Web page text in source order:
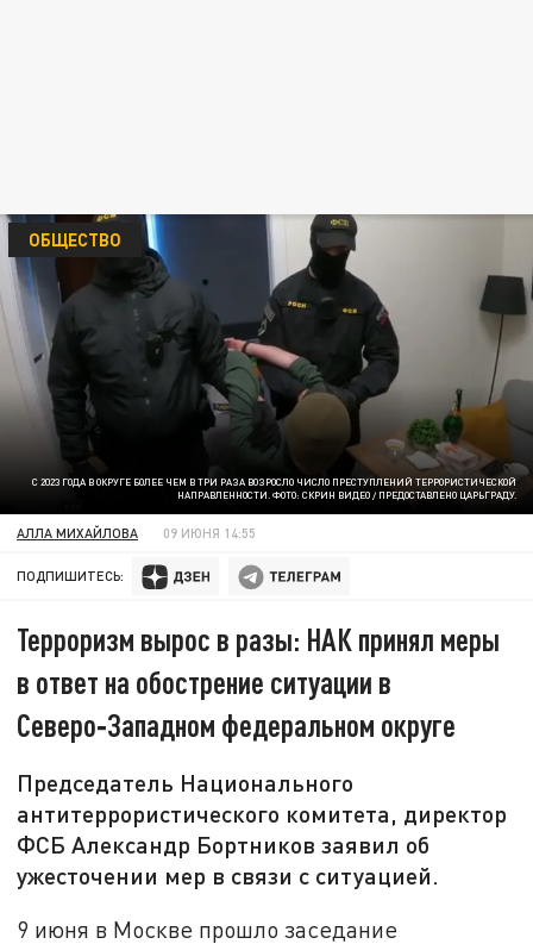
С 2023 ГОДА В ОКРУГЕ БОЛЕЕ ЧЕМ В ТРИ РАЗА ВОЗРОСЛО ЧИСЛО ПРЕСТУПЛЕНИЙ ТЕРРОРИСТИЧЕСКОЙ
НАПРАВЛЕННОСТИ. ФОТО: СКРИН ВИДЕО / ПРЕДОСТАВЛЕНО ЦАРЬГРАДУ.
ОБЩЕСТВО
АЛЛА МИХАЙЛОВА 09 ИЮНЯ 14:55
ПОДПИШИТЕСЬ:
Терроризм вырос в разы: НАК принял меры
в ответ на обострение ситуации в
Северо‑Западном федеральном округе
Председатель Национального
антитеррористического комитета, директор
ФСБ Александр Бортников заявил об
ужесточении мер в связи с ситуацией.
9 июня в Москве прошло заседание